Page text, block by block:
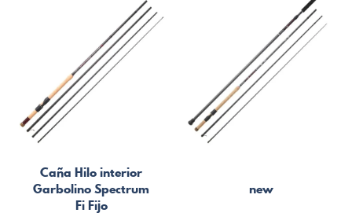
Caña Hilo interior
Garbolino Spectrum
Fi Fijo
new